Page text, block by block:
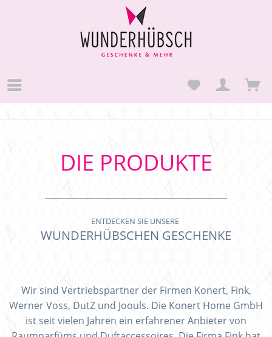
DIE PRODUKTE
ENTDECKEN SIE UNSERE
WUNDERHÜBSCHEN GESCHENKE
Wir sind Vertriebspartner der Firmen Konert, Fink,
Werner Voss, DutZ und Joouls. Die Konert Home GmbH
ist seit vielen Jahren ein erfahrener Anbieter von